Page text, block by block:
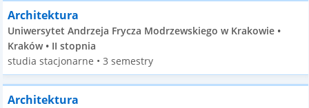
Architektura
Uniwersytet Andrzeja Frycza Modrzewskiego w Krakowie •
Kraków • II stopnia
studia stacjonarne • 3 semestry
Architektura